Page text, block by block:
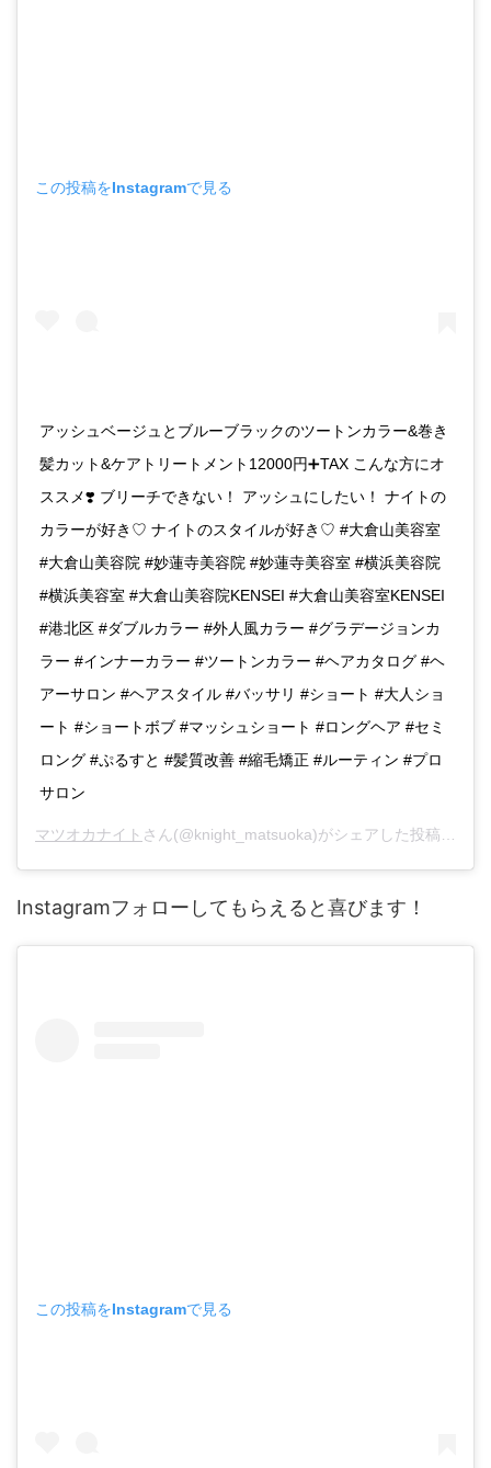
この投稿をInstagramで見る
アッシュベージュとブルーブラックのツートンカラー&巻き
髪カット&ケアトリートメント12000円➕TAX こんな方にオ
ススメ❣️ ブリーチできない！ アッシュにしたい！ ナイトの
カラーが好き♡ ナイトのスタイルが好き♡ #大倉山美容室
#大倉山美容院 #妙蓮寺美容院 #妙蓮寺美容室 #横浜美容院
#横浜美容室 #大倉山美容院KENSEI #大倉山美容室KENSEI
#港北区 #ダブルカラー #外人風カラー #グラデージョンカ
ラー #インナーカラー #ツートンカラー #ヘアカタログ #ヘ
アーサロン #ヘアスタイル #バッサリ #ショート #大人ショ
ート #ショートボブ #マッシュショート #ロングヘア #セミ
ロング #ぷるすと #髪質改善 #縮毛矯正 #ルーティン #プロ
サロン
マツオカナイト さん(@knight_matsuoka)がシェアした投稿 -
Instagramフォローしてもらえると喜びます！
この投稿をInstagramで見る